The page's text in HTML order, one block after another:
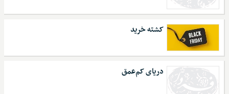
کشته خرید
دریای کم‌عمق